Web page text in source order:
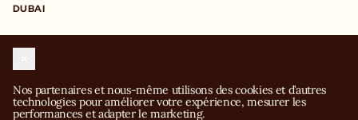
Nos partenaires et nous-même utilisons des cookies et d’autres
technologies pour améliorer votre expérience, mesurer les
performances et adapter le marketing.
DUBAI
STAY IN TOUCH